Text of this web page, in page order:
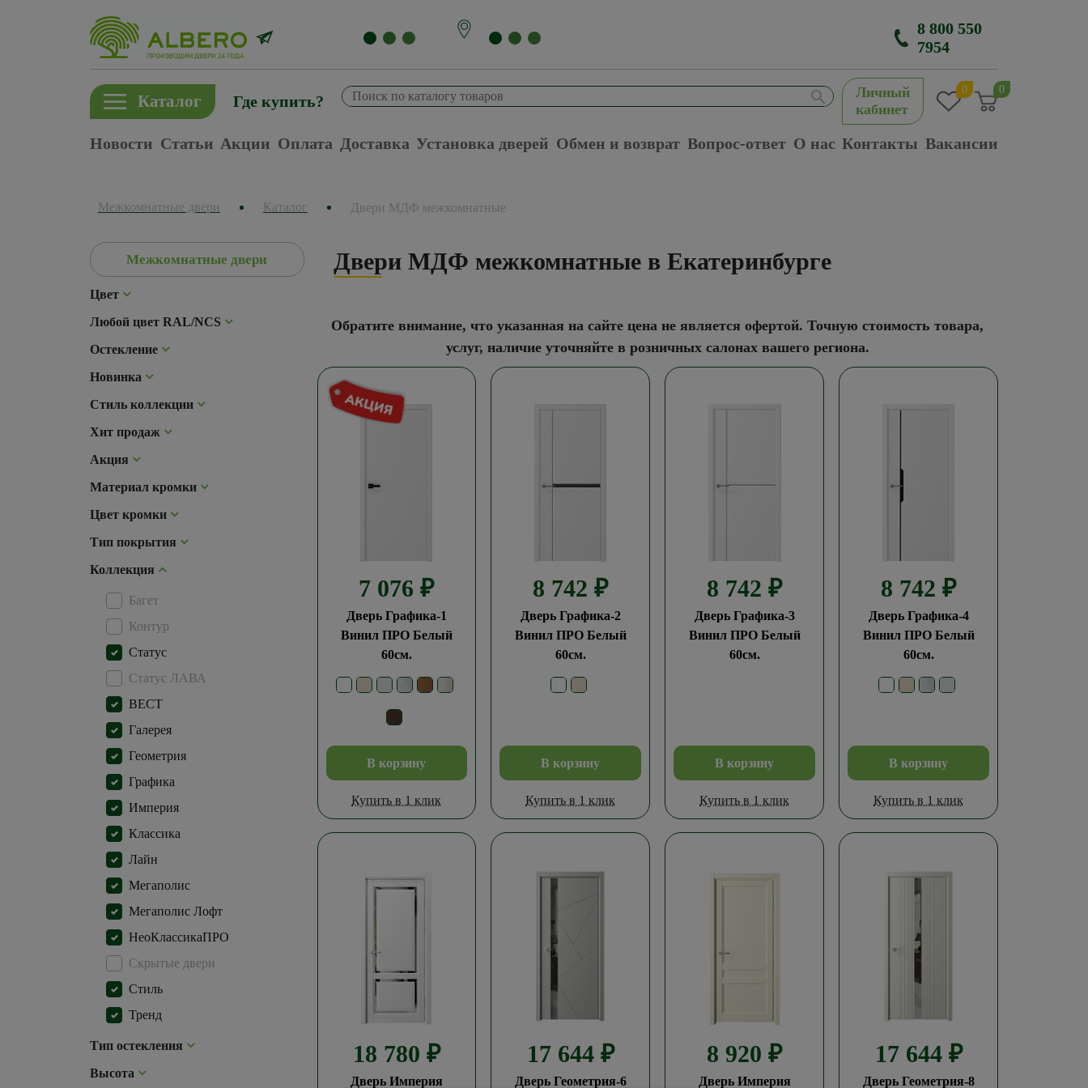
8 800 550
7954
Каталог Где купить?
Личный
кабинет
0 0
Новости Статьи Акции Оплата Доставка Установка дверей Обмен и возврат Вопрос-ответ О нас Контакты Вакансии
Межкомнатные двери Каталог Двери МДФ межкомнатные
Межкомнатные двери
Цвет
Любой цвет RAL/NCS
Остекление
Новинка
Стиль коллекции
Хит продаж
Акция
Материал кромки
Цвет кромки
Тип покрытия
Коллекция
Багет
Контур
Статус
Статус ЛАВА
ВЕСТ
Галерея
Геометрия
Графика
Империя
Классика
Лайн
Мегаполис
Мегаполис Лофт
НеоКлассикаПРО
Скрытые двери
Стиль
Тренд
Тип остекления
Высота
Двери МДФ межкомнатные в Екатеринбурге
Обратите внимание, что указанная на сайте цена не является офертой. Точную стоимость товара,
услуг, наличие уточняйте в розничных салонах вашего региона.
7 076₽
Дверь Графика-1
Винил ПРО Белый
60см.
В корзину
Купить в 1 клик
8 742₽
Дверь Графика-2
Винил ПРО Белый
60см.
В корзину
Купить в 1 клик
8 742₽
Дверь Графика-3
Винил ПРО Белый
60см.
В корзину
Купить в 1 клик
8 742₽
Дверь Графика-4
Винил ПРО Белый
60см.
В корзину
Купить в 1 клик
18 780 ₽
Дверь Империя
17 644 ₽
Дверь Геометрия-6
8 920₽
Дверь Империя
17 644 ₽
Дверь Геометрия-8